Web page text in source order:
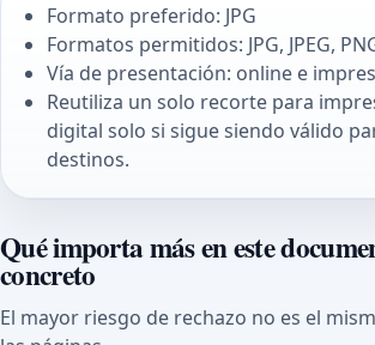
Formato preferido: JPG
Formatos permitidos: JPG, JPEG,
Vía de presentación: online e
Reutiliza un solo recorte para
digital solo si sigue siendo válido
destinos.
Qué importa más en este
concreto
El mayor riesgo de rechazo no es el